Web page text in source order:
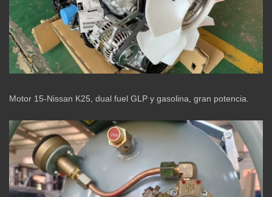
Motor 15-Nissan K25, dual fuel GLP y gasolina, gran potencia.